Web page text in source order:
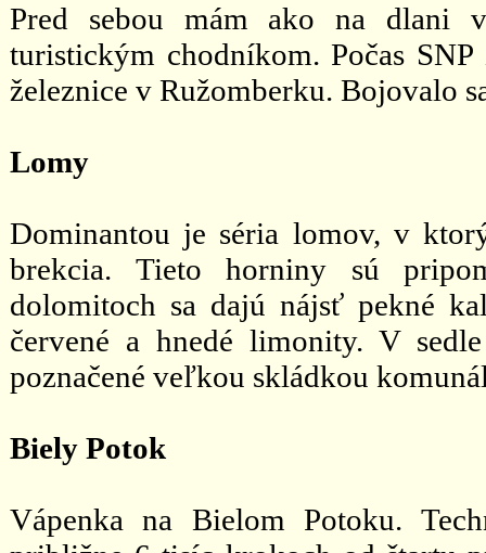
Pred sebou mám ako na dlani
turistickým chodníkom. Počas
železnice v Ružomberku. Bojovalo
Lomy
Dominantou je séria lomov, v
brekcia. Tieto horniny sú
dolomitoch sa dajú nájsť pekné
červené a hnedé limonity. V
poznačené veľkou skládkou
Biely Potok
Vápenka na Bielom Potoku.